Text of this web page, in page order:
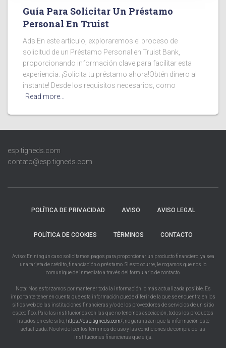
Guía Para Solicitar Un Préstamo
Personal En Truist
Ads En este artículo, exploraremos el proceso de
solicitud de un Préstamo Personal en Truist Bank,
proporcionando información clave para facilitar esta
experiencia. ¡Solicita tu préstamo ahora!Obtén dinero al
instante! Desde los requisitos necesarios, como
Read more…
esp.tigneds.com
contato@esp.tigneds.com
POLÍTICA DE PRIVACIDAD AVISO AVISO LEGAL
POLÍTICA DE COOKIES TÉRMINOS CONTACTO
Aviso: En ningún caso solicitamos pagos para proporcionar un producto financiero, ya sea
una tarjeta de crédito, financiación o préstamo. Si esto ocurre, le rogamos que nos lo
comunique de inmediato a través del formulario de contacto.
Nota: Nos esforzamos por mantener toda la información lo más actualizada posible. Es
importante tener en cuenta que esta información puede diferir de la que se encuentra en los
sitios web de las instituciones financieras y/o de los proveedores de servicios de un sitio
específico. Para las instituciones con las que no tenemos asociación, todos los productos
listados en este sitio, https://esp.tigneds.com/, no garantizan que la información esté
actualizada. No olvide leer los términos de uso y las condiciones de compra de las
instituciones financieras que elija.